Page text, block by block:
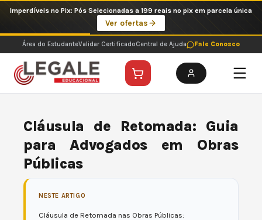
o
conteúdo
Imperdíveis no Pix: Pós Selecionadas a 199 reais no pix em parcela única
Ver ofertas
Área do EstudanteValidar CertificadoCentral de Ajuda Fale Conosco
Cláusula de Retomada: Guia
para Advogados em Obras
Públicas
NESTE ARTIGO
Cláusula de Retomada nas Obras Públicas: